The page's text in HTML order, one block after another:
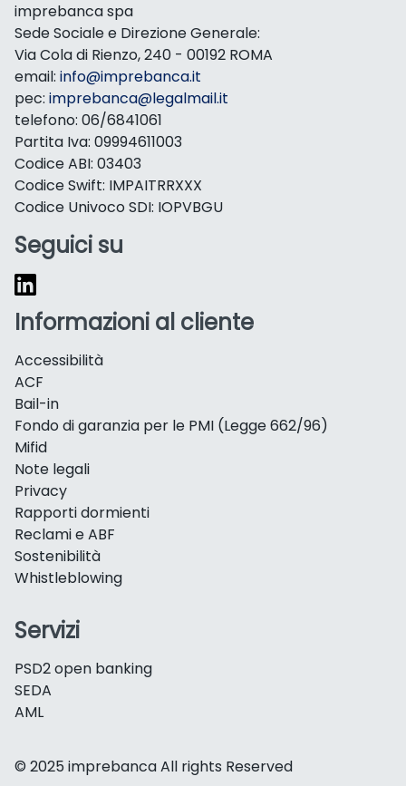
imprebanca spa
Sede Sociale e Direzione Generale:
Via Cola di Rienzo, 240 - 00192 ROMA
email: info@imprebanca.it
pec: imprebanca@legalmail.it
telefono: 06/6841061
Partita Iva: 09994611003
Codice ABI: 03403
Codice Swift: IMPAITRRXXX
Codice Univoco SDI: IOPVBGU
Seguici su
Informazioni al cliente
Accessibilità
ACF
Bail-in
Fondo di garanzia per le PMI (Legge 662/96)
Mifid
Note legali
Privacy
Rapporti dormienti
Reclami e ABF
Sostenibilità
Whistleblowing
Servizi
PSD2 open banking
SEDA
AML
© 2025 imprebanca All rights Reserved